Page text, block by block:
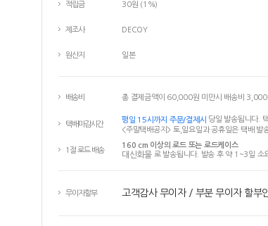
적립금 30원 (1%)
제조사 DECOY
원산지 일본
배송비 총 결제금액이 60,000원 미만시 배송비 3,000
택배마감시간
평일 15시까지 주문/결제시 당일 발송됩니다.
<주말택배공지> 토,일요일과 공휴일은 택배 발
1절 로드 배송
160 cm 이상의 로드 또는 로드케이스
대신화물 로 발송됩니다. 발송 후 약 1~3일 소
무이자할부 고객감사 무이자 / 부분 무이자 할부